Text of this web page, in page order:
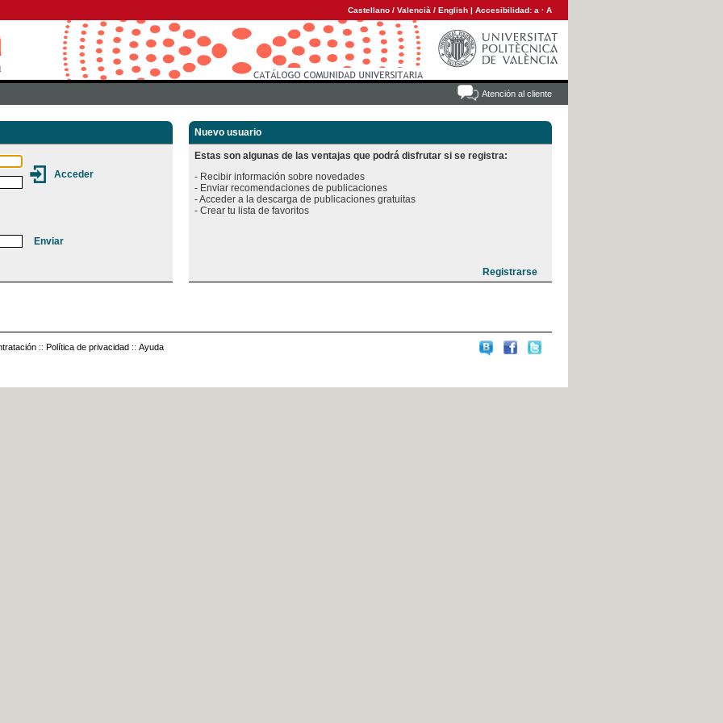
Castellano / Valencià / English | Accesibilidad: a · A
Atención al cliente
Nuevo usuario
Estas son algunas de las ventajas que podrá disfrutar si se registra:
- Recibir información sobre novedades
- Enviar recomendaciones de publicaciones
- Acceder a la descarga de publicaciones gratuitas
:: Política de privacidad :: Ayuda